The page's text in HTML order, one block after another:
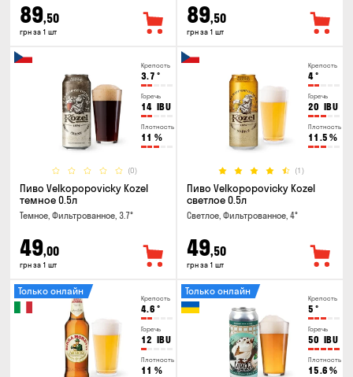
89,50
грн за 1 шт
89,50
грн за 1 шт
Крепость
3.7 °
Горечь
14 IBU
Плотность
11 %
(0)
Пиво Velkopopovicky Kozel
темное 0.5л
Темное, Фильтрованное, 3.7°
49,00
грн за 1 шт
Крепость
4°
Горечь
20 IBU
Плотность
11.5 %
(1)
Пиво Velkopopovicky Kozel
светлое 0.5л
Светлое, Фильтрованное, 4°
49,50
грн за 1 шт
Крепость
4.6 °
Горечь
12 IBU
Плотность
11 %
Только онлайн
Крепость
5 °
Горечь
50 IBU
Плотность
15.6 %
Только онлайн